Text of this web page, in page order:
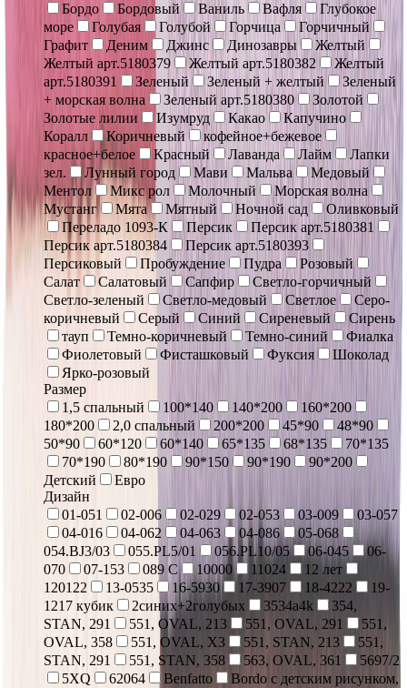
Бордо
Бордовый Ваниль Вафля
Глубокое
море
Голубая Голубой Горчица
Горчичный
Графит
Деним Джинс Динозавры
Желтый
Желтый арт.5180379
Желтый арт.5180382
Желтый
арт.5180391
Зеленый Зеленый + желтый
Зеленый
+ морская волна
Зеленый арт.5180380
Золотой
Золотые лилии
Изумруд Какао
Капучино
Коралл
Коричневый
кофейное+бежевое
красное+белое
Красный Лаванда Лайм
Лапки
зел.
Лунный город Мави Мальва
Медовый
Ментол
Микс рол Молочный
Морская волна
Мустанг
Мята Мятный Ночной сад
Оливковый
Переладо 1093-К
Персик
Персик арт.5180381
Персик арт.5180384
Персик арт.5180393
Персиковый
Пробуждение Пудра
Розовый
Салат
Салатовый Сапфир
Светло-горчичный
Светло-зеленый
Светло-медовый Светлое
Серо-
коричневый
Серый Синий Сиреневый
Сирень
тауп
Темно-коричневый Темно-синий
Фиалка
Фиолетовый
Фисташковый Фуксия
Шоколад
Ярко-розовый
Размер
1,5 спальный
100*140 140*200
160*200
180*200
2,0 спальный 200*200 45*90
48*90
50*90
60*120 60*140 65*135 68*135
70*135
70*190
80*190 90*150 90*190
90*200
Детский
Евро
Дизайн
01-051
02-006 02-029 02-053 03-009
03-057
04-016
04-062 04-063 04-086
05-068
054.BJ3/03
055.PL5/01 056.PL10/05 06-045
06-
070
07-153 089 С 10000 11024
12 лет
120122
13-0535 16-5930 17-3907 18-4222
19-
1217 кубик
2синих+2голубых 3534a4k
354,
STAN, 291
551, OVAL, 213 551, OVAL, 291
551,
OVAL, 358
551, OVAL, X3 551, STAN, 213
551,
STAN, 291
551, STAN, 358 563, OVAL, 361
5697/2
5XQ
62064 Benfatto
Bordo с детским рисунком,